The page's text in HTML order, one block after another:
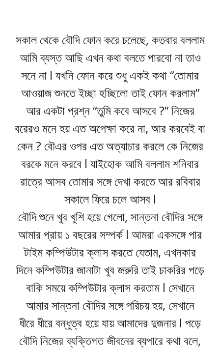
সকাল থেকে বৌদি ফোন করে চলেছে, কতবার বললাম
আমি ব্যস্ত আছি এখন কথা বলতে পারবো না তাও
সনে না l যখনি ফোন করে শুধু একই কথা “তোমার
আওয়াজ শুনতে ইচ্ছা হচ্ছিলো তাই ফোন করলাম”
আর একটা প্রশ্ন “তুমি কবে আসবে ?” নিজের
বরেরও মনে হয় এত অপেক্ষা করে না, আর করবেই বা
কেন ? বৌএর ওপর এত অত্যাচার করলে কে নিজের
বরকে মনে করবে l যাইহোক আমি বললাম শনিবার
রাত্রে আসব তোমার সঙ্গে দেখা করতে আর রবিবার
সকালে ফিরে চলে আসব l
বৌদি শুনে খুব খুশি হয়ে গেলো, সান্তনা বৌদির সঙ্গে
আমার প্রায় ১ বছরের সম্পর্ক l আমরা একসঙ্গে পার
টাইম কম্পিউটার ক্লাস করতে যেতাম, এখনকার
দিনে কম্পিউটার জানাটা খুব জরুরি তাই চাকরির পড়ে
বাকি সময়ে কম্পিউটার ক্লাস করতাম l সেখানে
আমার সান্তনা বৌদির সঙ্গে পরিচয় হয়, সেখানে
ধীরে ধীরে বন্ধুত্ব হয়ে যায় আমাদের দুজনার l পড়ে
বৌদি নিজের ব্যক্তিগত জীবনের ব্যপারে কথা বলে,